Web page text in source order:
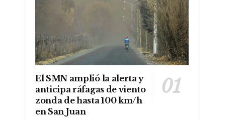
El SMN amplió la alerta y
anticipa ráfagas de viento
zonda de hasta 100 km/h
en San Juan